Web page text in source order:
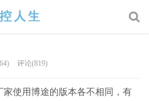
评论(819)
使用博途的版本各不相同，有